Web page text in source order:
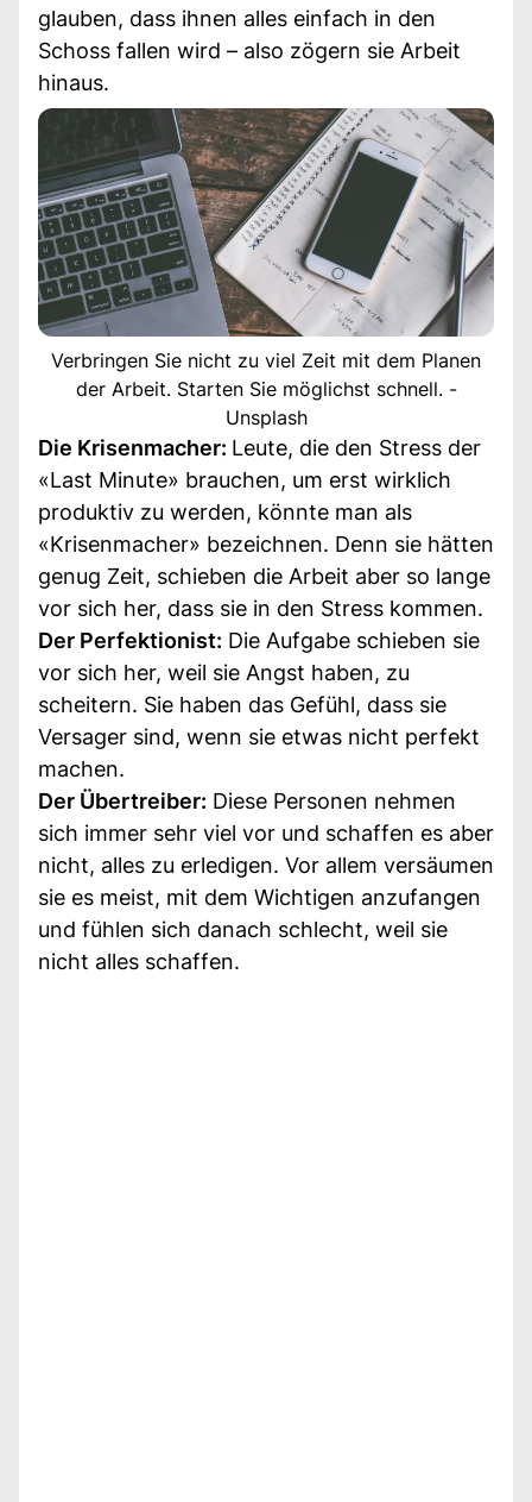
glauben, dass ihnen alles einfach in den
Schoss fallen wird – also zögern sie Arbeit
hinaus.
Verbringen Sie nicht zu viel Zeit mit dem Planen
der Arbeit. Starten Sie möglichst schnell. -
Unsplash
Die Krisenmacher: Leute, die den Stress der
«Last Minute» brauchen, um erst wirklich
produktiv zu werden, könnte man als
«Krisenmacher» bezeichnen. Denn sie hätten
genug Zeit, schieben die Arbeit aber so lange
vor sich her, dass sie in den Stress kommen.
Der Perfektionist: Die Aufgabe schieben sie
vor sich her, weil sie Angst haben, zu
scheitern. Sie haben das Gefühl, dass sie
Versager sind, wenn sie etwas nicht perfekt
machen.
Der Übertreiber: Diese Personen nehmen
sich immer sehr viel vor und schaffen es aber
nicht, alles zu erledigen. Vor allem versäumen
sie es meist, mit dem Wichtigen anzufangen
und fühlen sich danach schlecht, weil sie
nicht alles schaffen.